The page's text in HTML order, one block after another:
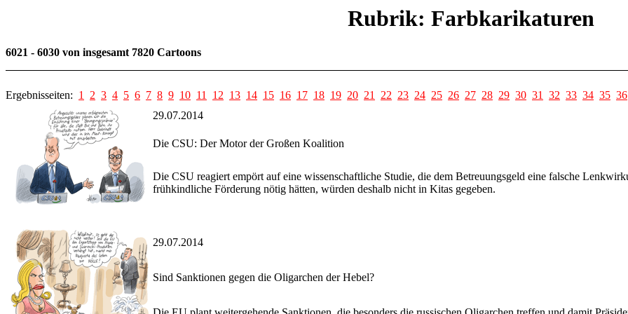
Rubrik: Farbkarikaturen
6021 - 6030 von insgesamt 7820 Cartoons
Ergebnisseiten: 1 2 3 4 5 6 7 8 9 10 11 12 13 14 15 16 17 18 19 20 21 22 23 24 25 26 27 28 29 30 31 32 33 34 35 36
29.07.2014
Die CSU: Der Motor der Großen Koalition
Die CSU reagiert empört auf eine wissenschaftliche Studie, die dem Betreuungsgeld eine falsche
frühkindliche Förderung nötig hätten, würden deshalb nicht in Kitas gegeben.
29.07.2014
Sind Sanktionen gegen die Oligarchen der Hebel?